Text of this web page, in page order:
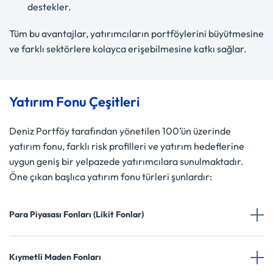
destekler.
Tüm bu avantajlar, yatırımcıların portföylerini büyütmesine
ve farklı sektörlere kolayca erişebilmesine katkı sağlar.
Yatırım Fonu Çeşitleri
Deniz Portföy tarafından yönetilen 100’ün üzerinde
yatırım fonu, farklı risk profilleri ve yatırım hedeflerine
uygun geniş bir yelpazede yatırımcılara sunulmaktadır.
Öne çıkan başlıca yatırım fonu türleri şunlardır:
Para Piyasası Fonları (Likit Fonlar)
Kıymetli Maden Fonları